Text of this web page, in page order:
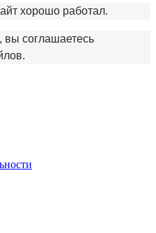
хорошо работал.
вы соглашаетесь